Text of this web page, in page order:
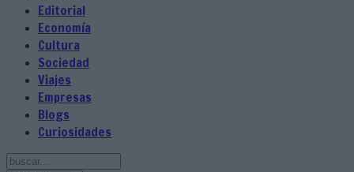
Editorial
Economía
Cultura
Sociedad
Viajes
Empresas
Blogs
Curiosidades